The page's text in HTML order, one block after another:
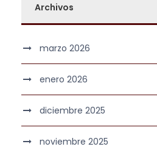
Archivos
marzo 2026
enero 2026
diciembre 2025
noviembre 2025